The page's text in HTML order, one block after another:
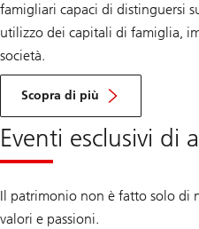
famigliari capaci di distinguersi
utilizzo dei capitali di famiglia,
società.
Scopra di più
Entrepreneurs
Eventi esclusivi di
Il patrimonio non è fatto solo di
valori e passioni.